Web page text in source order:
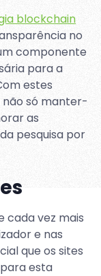
blockchain
no
componente
para a
estes
não só manter-
as
pesquisa por
cada vez mais
e nas
que os sites
esta